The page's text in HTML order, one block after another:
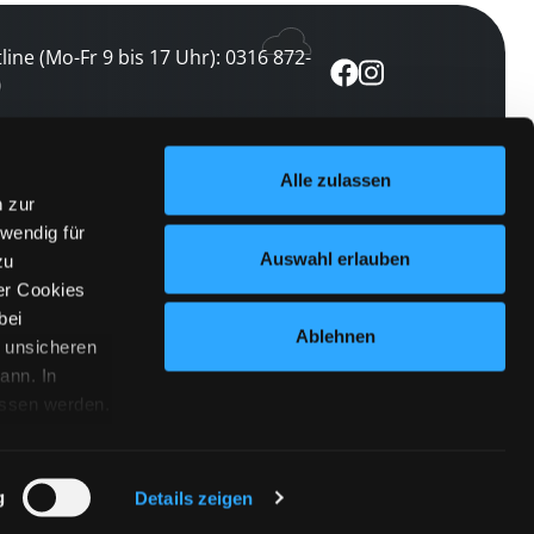
zur
für
Cookies
unsicheren
In
werden.
links
Details zeigen
Alle zulassen
Auswahl erlauben
Ablehnen
(Mo-Fr 9 bis 17 Uhr): 0316 872-
abonnieren
keine Veranstaltung verpassen
abonnieren